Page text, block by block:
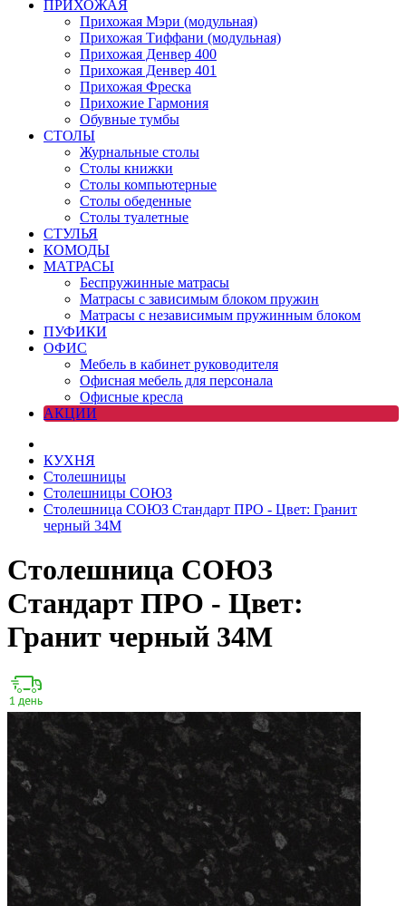
ПРИХОЖАЯ
Прихожая Мэри (модульная)
Прихожая Тиффани (модульная)
Прихожая Денвер 400
Прихожая Денвер 401
Прихожая Фреска
Прихожие Гармония
Обувные тумбы
СТОЛЫ
Журнальные столы
Столы книжки
Столы компьютерные
Столы обеденные
Столы туалетные
СТУЛЬЯ
КОМОДЫ
МАТРАСЫ
Беспружинные матрасы
Матрасы с зависимым блоком пружин
Матрасы с независимым пружинным блоком
ПУФИКИ
ОФИС
Мебель в кабинет руководителя
Офисная мебель для персонала
Офисные кресла
АКЦИИ
КУХНЯ
Столешницы
Столешницы СОЮЗ
Столешница СОЮЗ Стандарт ПРО - Цвет: Гранит
черный 34М
Столешница СОЮЗ
Стандарт ПРО - Цвет:
Гранит черный 34М